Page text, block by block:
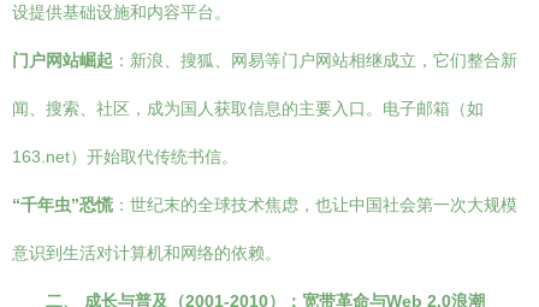
设提供基础设施和内容平台。
门户网站崛起 ：新浪、搜狐、网易等门户网站相继成立，它们整合新
闻、搜索、社区，成为国人获取信息的主要入口。电子邮箱（如
163.net）开始取代传统书信。
“千年虫”恐慌 ：世纪末的全球技术焦虑，也让中国社会第一次大规模
意识到生活对计算机和网络的依赖。
二、 成长与普及（2001-2010）：宽带革命与Web 2.0浪潮